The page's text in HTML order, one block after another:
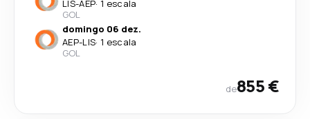
LIS-AEP· 1 escala
GOL
domingo 06 dez.
AEP-LIS· 1 escala
GOL
de855 €